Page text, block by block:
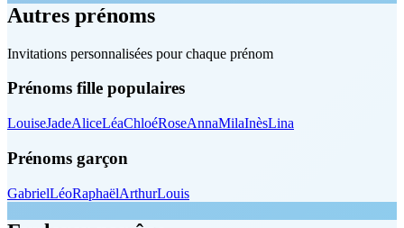
Autres prénoms
Invitations personnalisées pour chaque prénom
Prénoms fille populaires
LouiseJadeAliceLéaChloéRoseAnnaMilaInèsLina
Prénoms garçon
GabrielLéoRaphaëlArthurLouis